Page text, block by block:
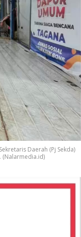
Daerah (Pj Sekda)
(Nalarmedia.id)